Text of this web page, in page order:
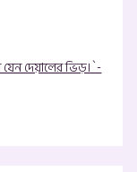
দেয়ালের ভিড়।`-